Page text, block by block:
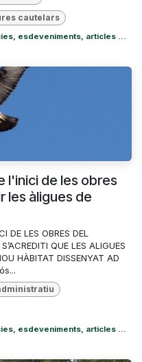
cautelars
esdeveniments, articles ...
l'inici de les obres
les àligues de
DE LES OBRES DEL
QUE LES ALIGUES
HÀBITAT DISSENYAT AD
esdeveniments, articles ...